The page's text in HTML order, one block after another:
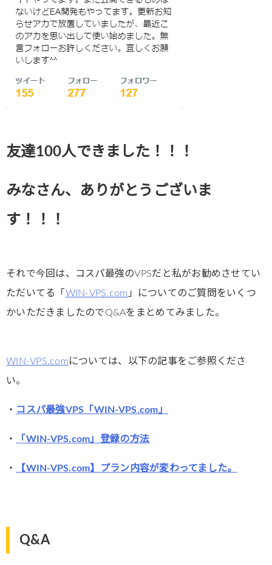
友達100人できました！！！
みなさん、ありがとうございま
す！！！
それで今回は、コスパ最強のVPSだと私がお勧めさせてい
ただいてる「 WIN-VPS.com 」についてのご質問をいくつ
かいただきましたのでQ&Aをまとめてみました。
WIN-VPS.comについては、以下の記事をご参照くださ
い。
・ コスパ最強VPS「WIN-VPS.com」
・ 「WIN-VPS.com」登録の方法
・ 【WIN-VPS.com】プラン内容が変わってました。
Q&A